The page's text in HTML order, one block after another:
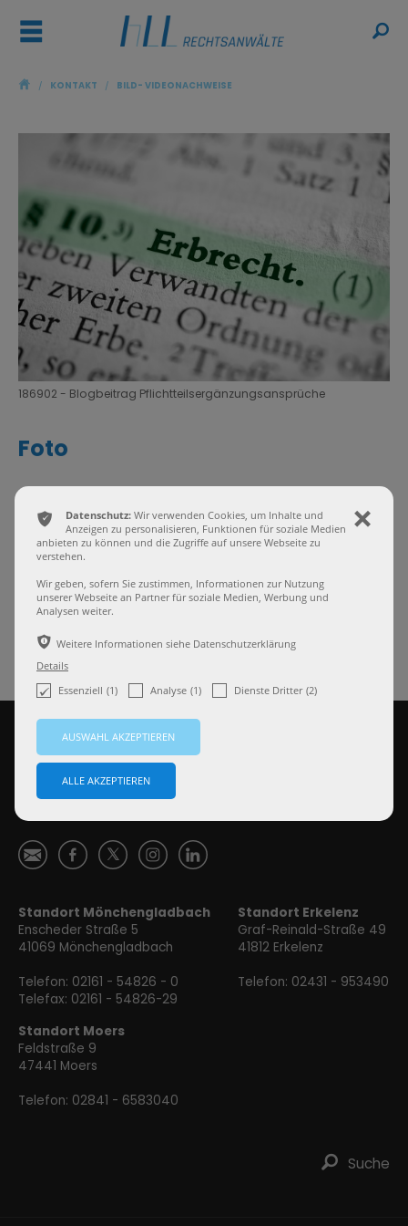
ř
ŷ / KONTAKT / BILD- VIDEONACHWEISE
186902 - Blogbeitrag Pflichtteilsergänzungsansprüche
Foto
Anbieter
Adobe Stock
Lizenzart
Standardlizenz
Eingesetzt unter
https://www.hollender-
Ś ă  Ⱥ ɐ
Standort Mönchengladbach
Enscheder Straße 5
41069 Mönchengladbach
Telefon: 02161 - 54826 - 0
Telefax: 02161 - 54826-29
Standort Erkelenz
Graf-Reinald-Straße 49
41812 Erkelenz
Telefon: 02431 - 953490
Standort Moers
Feldstraße 9
47441 Moers
Telefon: 02841 - 6583040
ř Suche
ı
ͳ Datenschutz: Wir verwenden Cookies, um Inhalte und
Anzeigen zu personalisieren, Funktionen für soziale Medien
anbieten zu können und die Zugriffe auf unsere Webseite zu
verstehen.
Wir geben, sofern Sie zustimmen, Informationen zur Nutzung
unserer Webseite an Partner für soziale Medien, Werbung und
Analysen weiter.
ѣ Weitere Informationen siehe Datenschutzerklärung
Details
Essenziell (1) Analyse (1) Dienste Dritter (2)